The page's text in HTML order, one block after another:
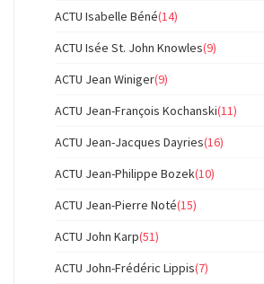
ACTU Isabelle Béné(14)
ACTU Isée St. John Knowles(9)
ACTU Jean Winiger(9)
ACTU Jean-François Kochanski(11)
ACTU Jean-Jacques Dayries(16)
ACTU Jean-Philippe Bozek(10)
ACTU Jean-Pierre Noté(15)
ACTU John Karp(51)
ACTU John-Frédéric Lippis(7)